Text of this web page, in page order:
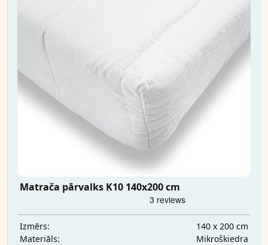
Matrača pārvalks K10 140x200 cm
Izmērs:
140 x 200 cm
Materiāls:
Mikrošķiedra